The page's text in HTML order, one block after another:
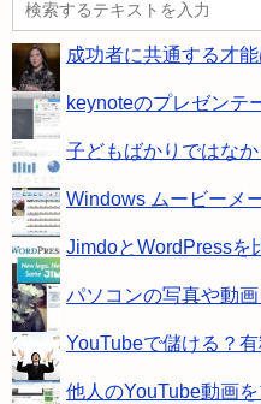
成功者に共通する才
keynoteのプレゼンテ
子どもばかりではな
Windows ムービーメ
JimdoとWordPress
パソコンの写真や動
YouTubeで儲ける？
他人のYouTube動画